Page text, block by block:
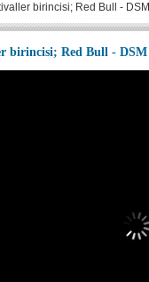
birincisi; Red Bull - DSM
birincisi; Red Bull - DSM